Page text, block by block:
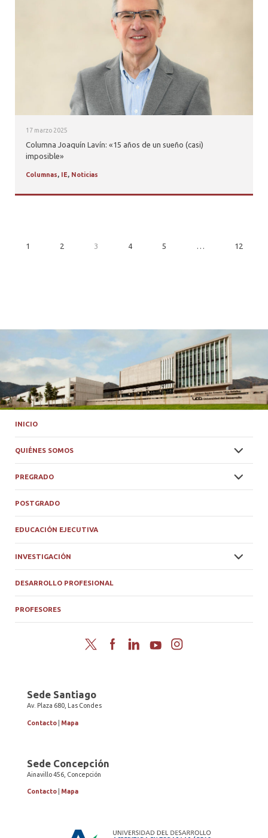
17 marzo 2025
Columna Joaquín Lavín: «15 años de un sueño (casi)
imposible»
Columnas, IE, Noticias
1 2 3 4 5 … 12
INICIO
QUIÉNES SOMOS
PREGRADO
POSTGRADO
EDUCACIÓN EJECUTIVA
INVESTIGACIÓN
DESARROLLO PROFESIONAL
PROFESORES
Twitter FacebookLinkedInYouTubeInstagram
Sede Santiago
Av. Plaza 680, Las Condes
Contacto Mapa
Sede Concepción
Ainavillo 456, Concepción
Contacto Mapa